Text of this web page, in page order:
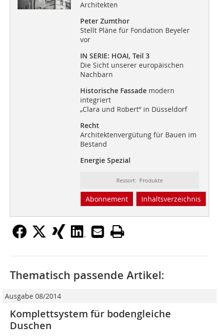
Architekten
Peter Zumthor
Stellt Pläne für Fondation Beyeler
vor
IN SERIE: HOAI, Teil 3
Die Sicht unserer europäischen
Nachbarn
Historische Fassademodern
integriert
„Clara und Robert“ in Düsseldorf
Recht
Architektenvergütung für Bauen im
Bestand
Energie Spezial
Ressort: Produkte
Abonnement Inhaltsverzeichnis
Thematisch passende Artikel:
Ausgabe 08/2014
Komplettsystem für bodengleiche
Duschen